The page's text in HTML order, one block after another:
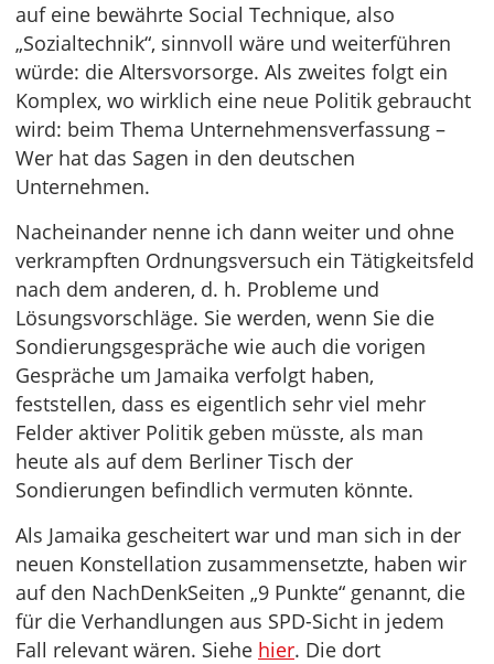
auf eine bewährte Social Technique, also
„Sozialtechnik“, sinnvoll wäre und weiterführen
würde: die Altersvorsorge. Als zweites folgt ein
Komplex, wo wirklich eine neue Politik gebraucht
wird: beim Thema Unternehmensverfassung –
Wer hat das Sagen in den deutschen
Unternehmen.
Nacheinander nenne ich dann weiter und ohne
verkrampften Ordnungsversuch ein Tätigkeitsfeld
nach dem anderen, d. h. Probleme und
Lösungsvorschläge. Sie werden, wenn Sie die
Sondierungsgespräche wie auch die vorigen
Gespräche um Jamaika verfolgt haben,
feststellen, dass es eigentlich sehr viel mehr
Felder aktiver Politik geben müsste, als man
heute als auf dem Berliner Tisch der
Sondierungen befindlich vermuten könnte.
Als Jamaika gescheitert war und man sich in der
neuen Konstellation zusammensetzte, haben wir
auf den NachDenkSeiten „9 Punkte“ genannt, die
für die Verhandlungen aus SPD-Sicht in jedem
Fall relevant wären. Siehe hier. Die dort